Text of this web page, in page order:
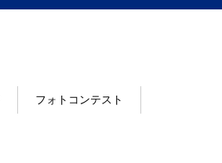
フォトコンテスト